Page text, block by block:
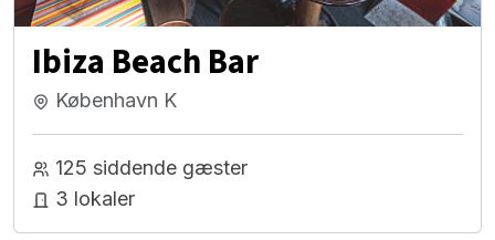
Ibiza Beach Bar
København K
125 siddende gæster
3 lokaler